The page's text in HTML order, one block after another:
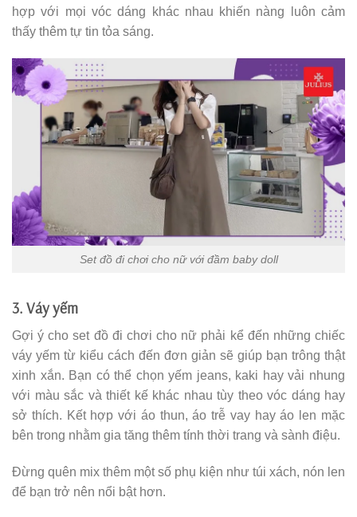
hợp với mọi vóc dáng khác nhau khiến nàng luôn cảm
thấy thêm tự tin tỏa sáng.
Set đồ đi chơi cho nữ với đầm baby doll
3. Váy yếm
Gợi ý cho set đồ đi chơi cho nữ phải kể đến những chiếc
váy yếm từ kiểu cách đến đơn giản sẽ giúp bạn trông thật
xinh xắn. Bạn có thể chọn yếm jeans, kaki hay vải nhung
với màu sắc và thiết kế khác nhau tùy theo vóc dáng hay
sở thích. Kết hợp với áo thun, áo trễ vay hay áo len mặc
bên trong nhằm gia tăng thêm tính thời trang và sành điệu.
Đừng quên mix thêm một số phụ kiện như túi xách, nón len
để bạn trở nên nổi bật hơn.